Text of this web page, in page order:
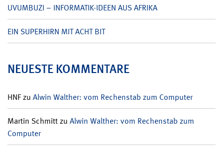
UVUMBUZI – INFORMATIK-IDEEN AUS AFRIKA
EIN SUPERHIRN MIT ACHT BIT
NEUESTE KOMMENTARE
HNFzu Alwin Walther: vom Rechenstab zum Computer
Martin Schmittzu Alwin Walther: vom Rechenstab zum
Computer